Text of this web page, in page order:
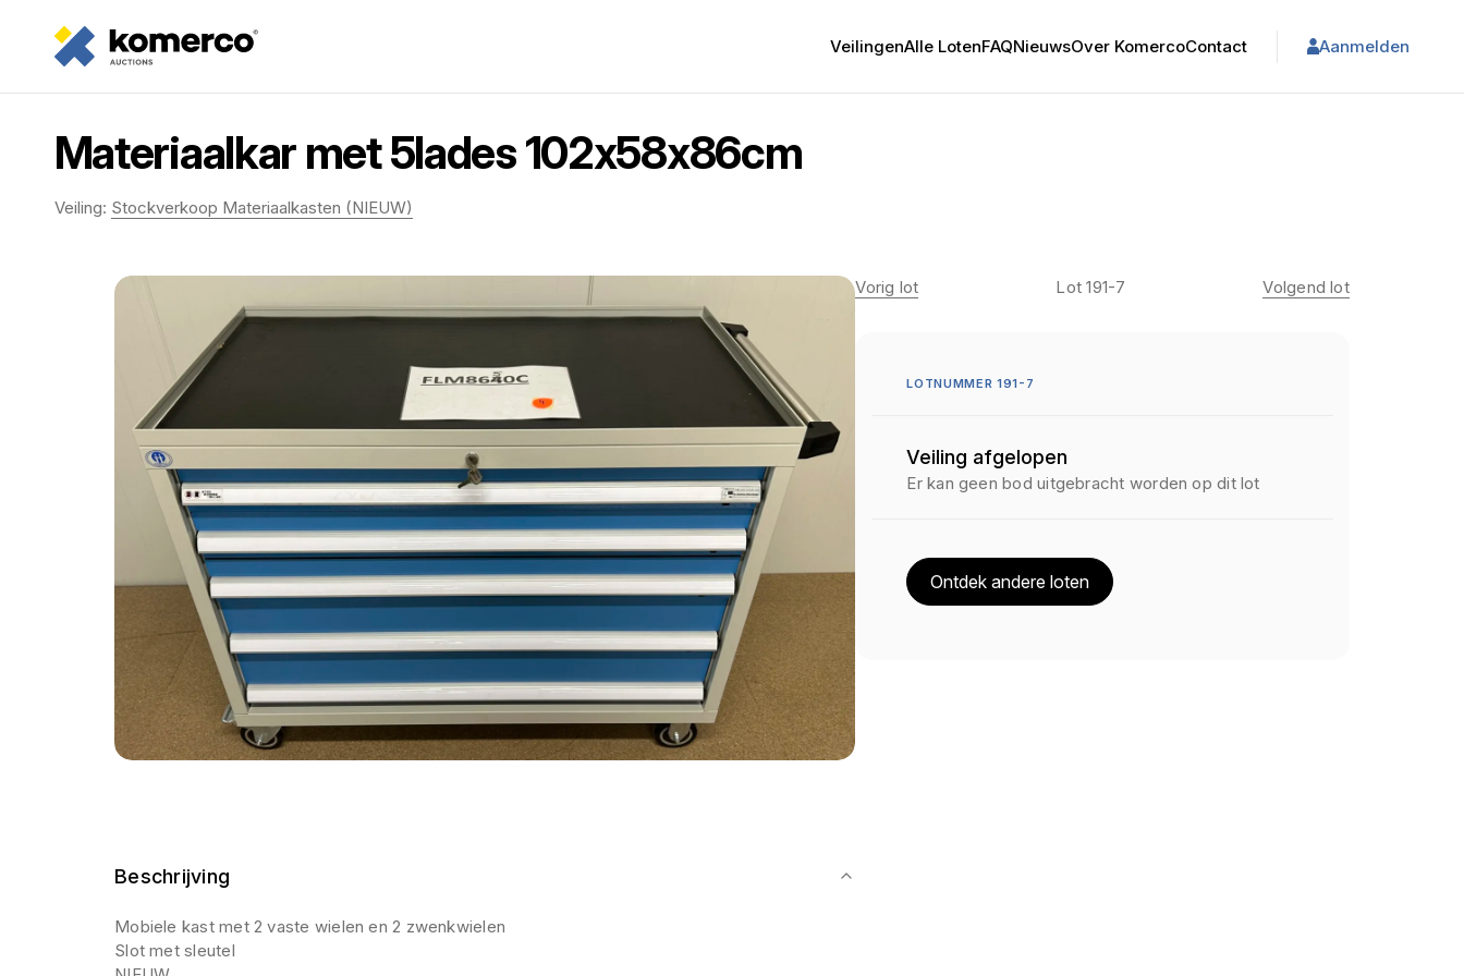
VeilingenAlle LotenFAQNieuwsOver KomercoContact Aanmelden
Materiaalkar met 5lades 102x58x86cm
Veiling: Stockverkoop Materiaalkasten (NIEUW)
Beschrijving
Mobiele kast met 2 vaste wielen en 2 zwenkwielen
Slot met sleutel
Vorig lot Lot 191-7 Volgend lot
LOTNUMMER 191-7
Veiling afgelopen
Er kan geen bod uitgebracht worden op dit lot
Ontdek andere loten